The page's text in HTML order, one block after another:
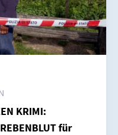
KRIMI:
für